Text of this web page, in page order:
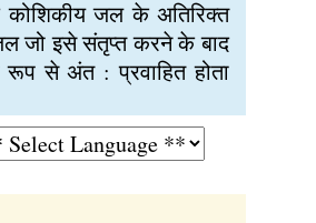
जल के अतिरिक्‍त
जो इसे संतृप्‍त करने के बाद
से अंत : प्रवाहित होता